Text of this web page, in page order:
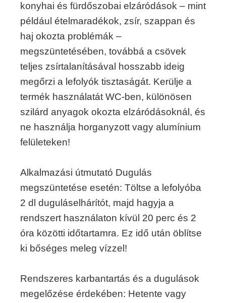
konyhai és fürdőszobai elzáródások – mint
például ételmaradékok, zsír, szappan és
haj okozta problémák –
megszüntetésében, továbbá a csövek
teljes zsírtalanításával hosszabb ideig
megőrzi a lefolyók tisztaságát. Kerülje a
termék használatát WC-ben, különösen
szilárd anyagok okozta elzáródásoknál, és
ne használja horganyzott vagy alumínium
felületeken!
Alkalmazási útmutató Dugulás
megszüntetése esetén: Töltse a lefolyóba
2 dl duguláselhárítót, majd hagyja a
rendszert használaton kívül 20 perc és 2
óra közötti időtartamra. Ez idő után öblítse
ki bőséges meleg vízzel!
Rendszeres karbantartás és a dugulások
megelőzése érdekében: Hetente vagy